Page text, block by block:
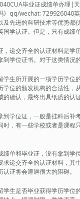
毕业证成绩单办理|
》qq/wechat: 729926040
先进的科研技术等优势
学认证。但是，只有成绩
递交齐全的认证材料是学
学位证书。对于这类情况
学生所开展的一项学历学
学位的颁发机构的合法性
确认，最终出具纸质的认证
到学位证，一般是挂科后
，有一些学校或者是课
绩单和毕业证，没有拿到
求递交齐全的认证材料，
证将会遭遇很大的阻碍。
学生是否毕业获得学历学